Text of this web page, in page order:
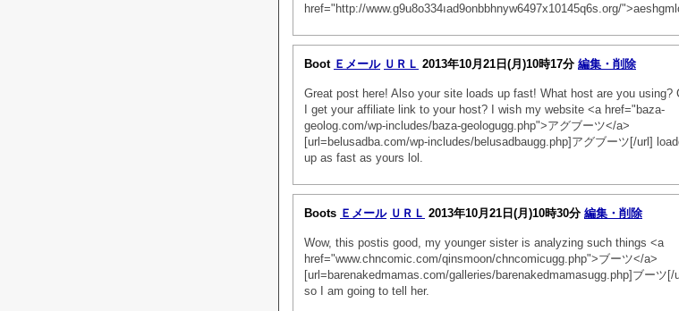
href="http://www.g9u8o334ıad9onbbhnyw6497x10145q6s.org/
Boot Ｅメール ＵＲＬ 2013年10月21日(月)10時17分 編集・削除
Great post here! Also your site loads up fast! What host are you using?
I get your affiliate link to your host? I wish my website <a href="baza-
geolog.com/wp-includes/baza-geologugg.php">アグブーツ</a>
[url=belusadba.com/wp-includes/belusadbaugg.php]アグブーツ[/url]
up as fast as yours lol.
Boots Ｅメール ＵＲＬ 2013年10月21日(月)10時30分 編集・削除
Wow, this postis good, my younger sister is analyzing such things <a
href="www.chncomic.com/qinsmoon/chncomicugg.php">ブーツ</a>
[url=barenakedmamas.com/galleries/barenakedmamasugg.php]ブーツ[/
so I am going to tell her.